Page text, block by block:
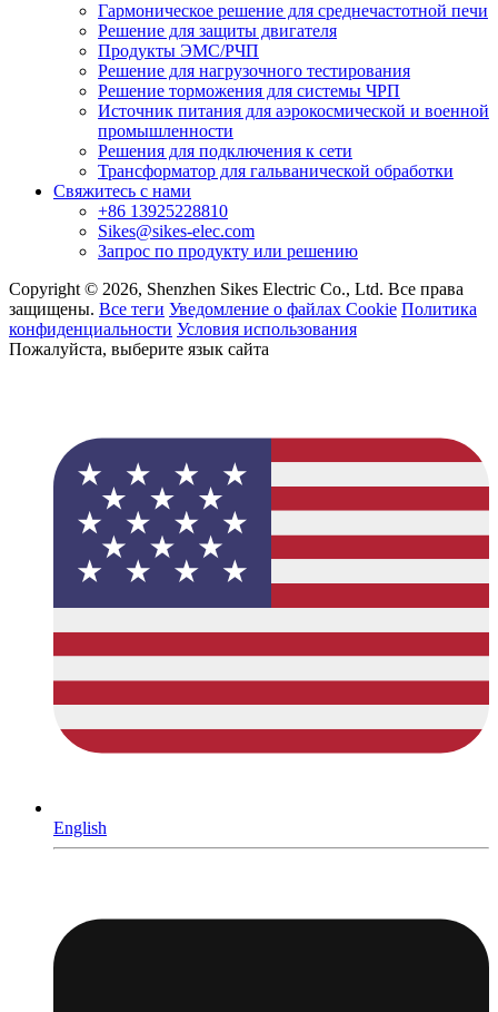
Гармоническое решение для среднечастотной печи
Решение для защиты двигателя
Продукты ЭМС/РЧП
Решение для нагрузочного тестирования
Решение торможения для системы ЧРП
Источник питания для аэрокосмической и военной
промышленности
Решения для подключения к сети
Трансформатор для гальванической обработки
Свяжитесь с нами
+86 13925228810
Sikes@sikes-elec.com
Запрос по продукту или решению
Copyright © 2026, Shenzhen Sikes Electric Co., Ltd. Все права
защищены. Все теги Уведомление о файлах Cookie Политика
конфиденциальности Условия использования
Пожалуйста, выберите язык сайта
English